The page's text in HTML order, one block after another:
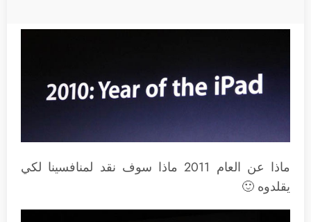
ماذا عن العام 2011 ماذا سوف نقد لمنافسينا لكي
يقلدوه 🙂